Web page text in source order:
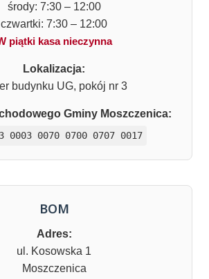
środy: 7:30 – 12:00
czwartki: 7:30 – 12:00
piątki kasa nieczynna
Lokalizacja:
budynku UG, pokój nr 3
Gminy Moszczenica:
0003 0070 0700 0707 0017
BOM
Adres:
ul. Kosowska 1
Moszczenica